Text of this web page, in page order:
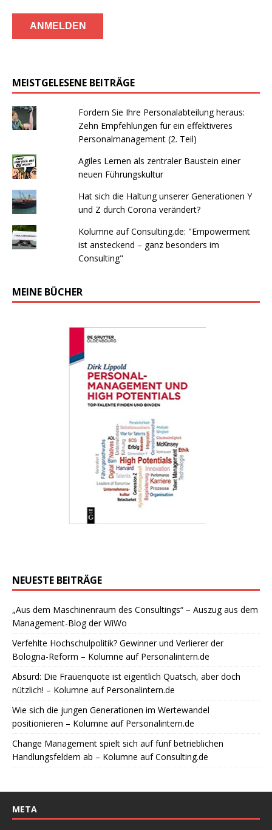
MEISTGELESENE BEITRÄGE
Fordern Sie Ihre Personalabteilung heraus:
Zehn Empfehlungen für ein effektiveres
Personalmanagement (2. Teil)
Agiles Lernen als zentraler Baustein einer
neuen Führungskultur
Hat sich die Haltung unserer Generationen Y
und Z durch Corona verändert?
Kolumne auf Consulting.de: "Empowerment
ist ansteckend – ganz besonders im
Consulting"
MEINE BÜCHER
NEUESTE BEITRÄGE
„Aus dem Maschinenraum des Consultings“ – Auszug aus dem
Management-Blog der WiWo
Verfehlte Hochschulpolitik? Gewinner und Verlierer der
Bologna-Reform – Kolumne auf Personalintern.de
Absurd: Die Frauenquote ist eigentlich Quatsch, aber doch
nützlich! – Kolumne auf Personalintern.de
Wie sich die jungen Generationen im Wertewandel
positionieren – Kolumne auf Personalintern.de
Change Management spielt sich auf fünf betrieblichen
Handlungsfeldern ab – Kolumne auf Consulting.de
META